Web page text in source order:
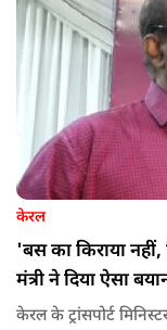
केरल
'बस का किराया
मंत्री ने दिया ऐसा
केरल के ट्रांसपोर्ट